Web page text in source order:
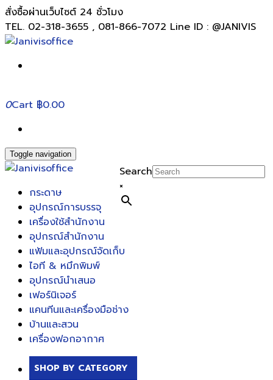
สั่งซื้อผ่านเว็บไซต์ 24 ชั่วโมง
TEL. 02-318-3655 , 081-866-7072 Line ID : @JANIVIS
0Cart ฿0.00
Toggle navigation
Search
×
กระดาษ
อุปกรณ์การบรรจุ
เครื่องใช้สำนักงาน
อุปกรณ์สำนักงาน
แฟ้มและอุปกรณ์จัดเก็บ
ไอที & หมึกพิมพ์
อุปกรณ์นำเสนอ
เฟอร์นิเจอร์
แคนทีนและเครื่องมือช่าง
บ้านและสวน
เครื่องฟอกอากาศ
SHOP BY CATEGORY